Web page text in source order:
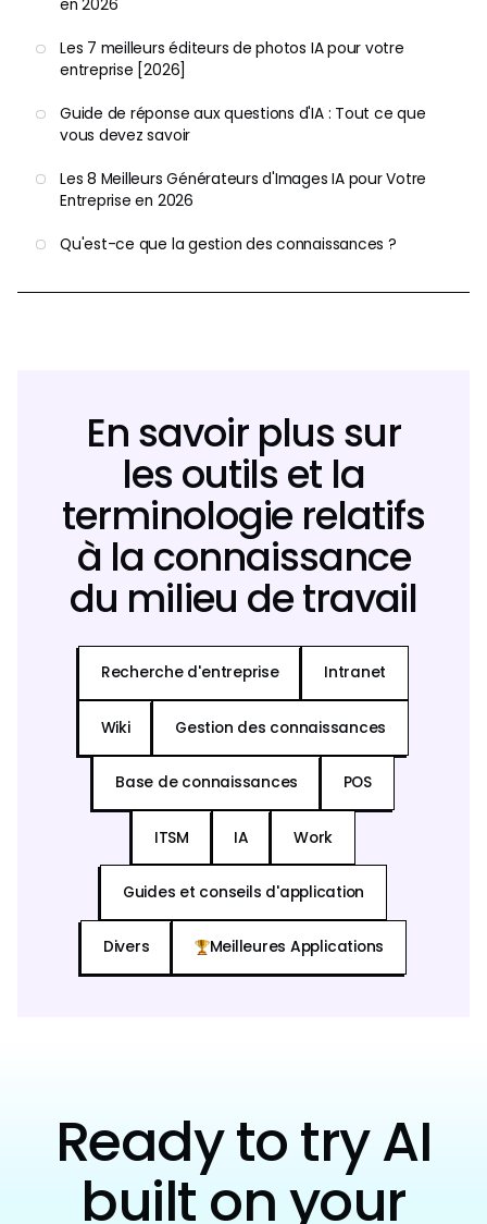
en 2026
Les 7 meilleurs éditeurs de photos IA pour votre
entreprise [2026]
Guide de réponse aux questions d'IA : Tout ce que
vous devez savoir
Les 8 Meilleurs Générateurs d'Images IA pour Votre
Entreprise en 2026
Qu'est-ce que la gestion des connaissances ?
En savoir plus sur
les outils et la
terminologie relatifs
à la connaissance
du milieu de travail
Recherche d'entreprise Intranet
Wiki Gestion des connaissances
Base de connaissances POS
ITSM IA Work
Guides et conseils d'application
Divers Meilleures Applications
Ready to try AI
built on your